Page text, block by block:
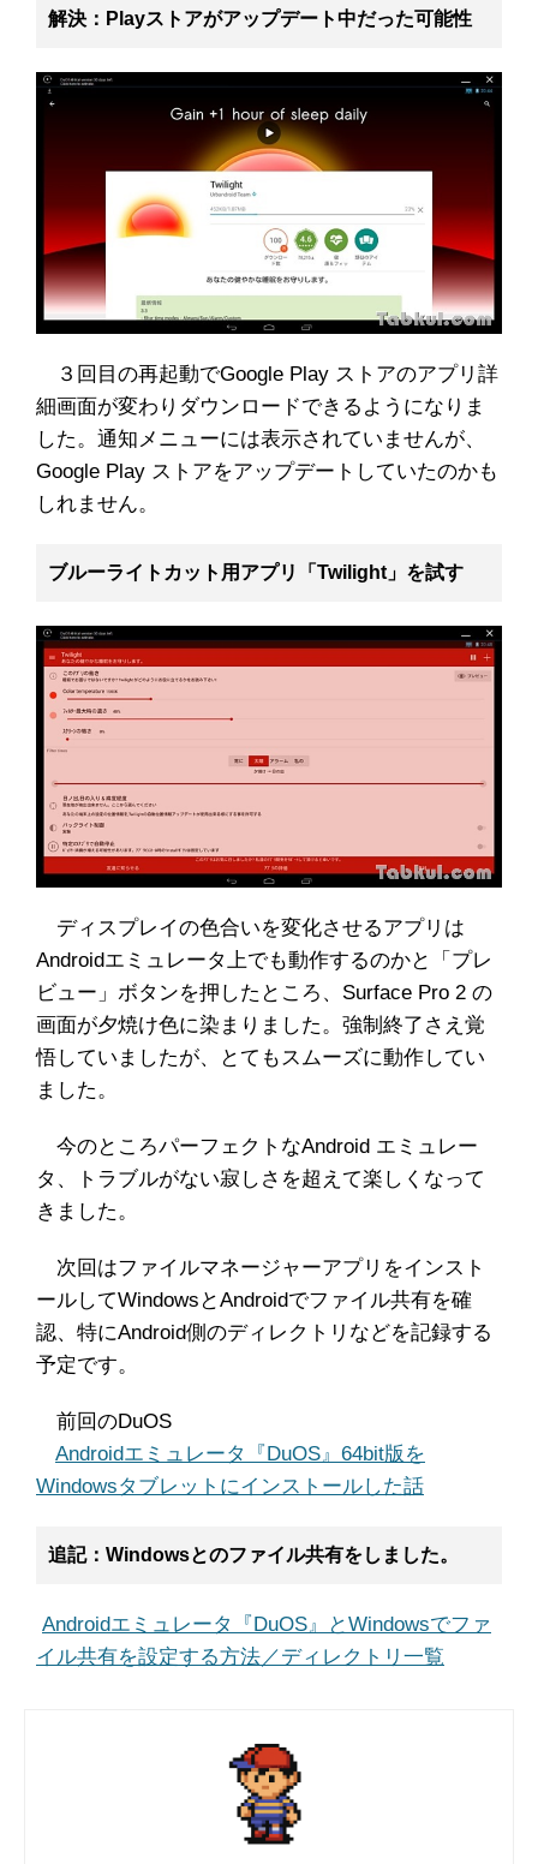
解決：Playストアがアップデート中だった可能性
３回目の再起動でGoogle Play ストアのアプリ詳
細画面が変わりダウンロードできるようになりま
した。通知メニューには表示されていませんが、
Google Play ストアをアップデートしていたのかも
しれません。
ブルーライトカット用アプリ「Twilight」を試す
ディスプレイの色合いを変化させるアプリは
Androidエミュレータ上でも動作するのかと「プレ
ビュー」ボタンを押したところ、Surface Pro 2 の
画面が夕焼け色に染まりました。強制終了さえ覚
悟していましたが、とてもスムーズに動作してい
ました。
今のところパーフェクトなAndroid エミュレー
タ、トラブルがない寂しさを超えて楽しくなって
きました。
次回はファイルマネージャーアプリをインスト
ールしてWindowsとAndroidでファイル共有を確
認、特にAndroid側のディレクトリなどを記録する
予定です。
前回のDuOS
Androidエミュレータ『DuOS』64bit版を
Windowsタブレットにインストールした話
追記：Windowsとのファイル共有をしました。
Androidエミュレータ『DuOS』とWindowsでファ
イル共有を設定する方法／ディレクトリ一覧